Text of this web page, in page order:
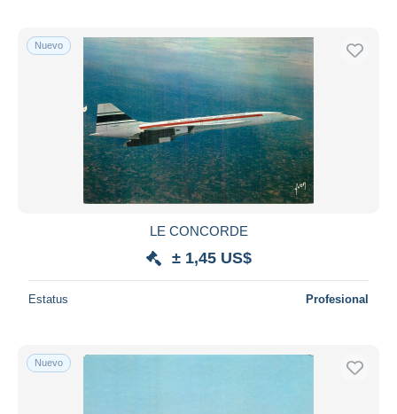
Nuevo
LE CONCORDE
± 1,45 US$
Estatus Profesional
Nuevo